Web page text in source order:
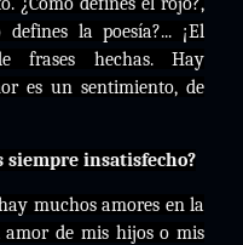
la poesía?... ¡El
frases hechas. Hay
es un sentimiento, de
siempre insatisfecho?
muchos amores en la
amor de mis hijos o mis